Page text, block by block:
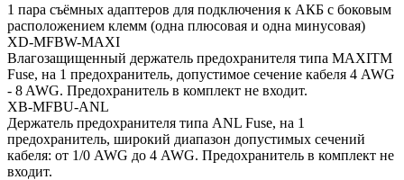
1 пара съёмных адаптеров для подключения к АКБ с боковым
расположением клемм (одна плюсовая и одна минусовая)
XD-MFBW-MAXI
Влагозащищенный держатель предохранителя типа MAXITM
Fuse, на 1 предохранитель, допустимое сечение кабеля 4 AWG
- 8 AWG. Предохранитель в комплект не входит.
XB-MFBU-ANL
Держатель предохранителя типа ANL Fuse, на 1
предохранитель, широкий диапазон допустимых сечений
кабеля: от 1/0 AWG до 4 AWG. Предохранитель в комплект не
входит.